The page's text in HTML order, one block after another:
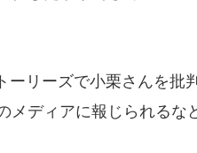
リーズで小栗さんを批
メディアに報じられるな